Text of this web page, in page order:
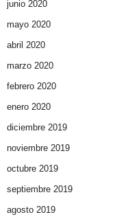
junio 2020
mayo 2020
abril 2020
marzo 2020
febrero 2020
enero 2020
diciembre 2019
noviembre 2019
octubre 2019
septiembre 2019
agosto 2019